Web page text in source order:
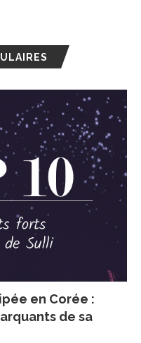
en Corée :
de sa